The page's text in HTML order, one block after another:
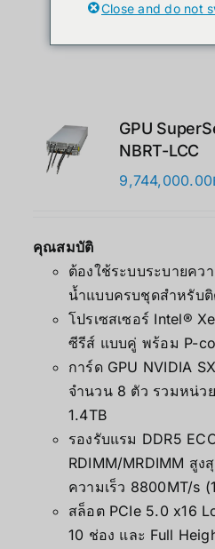
GPU
NBRT-LCC
9,744,000.00
คุณสมบัติ
ต้องใช้ระบบระบายคว
น้ำแบบครบชุดสำหรับ
โปรเซสเซอร์ Intel®
ซีรีส์ แบบคู่ พร้อม P-
การ์ด GPU NVIDIA
จำนวน 8 ตัว รวมหน่ว
1.4TB
รองรับแรม DDR5
RDIMM/MRDIMM สูง
ความเร็ว 8800MT/s
สล็อต PCIe 5.0 x16
10 ช่อง และ Full
Close and do not